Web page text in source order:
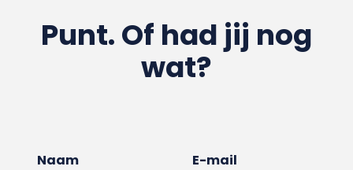
Punt. Of had jij nog
wat?
Naam E-mail